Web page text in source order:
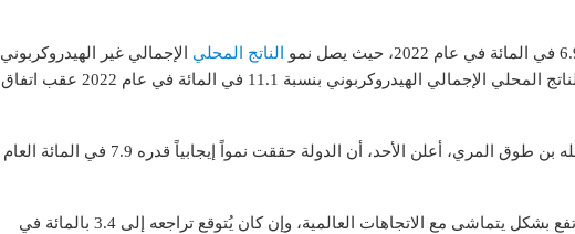
الناتج المحلي الإجمالي غير الهيدروكربوني
إلى 5.3 في المائة. كما يُتوقع نمو الناتج المحلي الإجمالي الهيدروكربوني بنسبة 11.1 في المائة في عام 2022 عقب اتفاق
وكان وزير الاقتصاد الإماراتي عبد الله بن طوق المري، أعلن الأحد، أن الدولة حققت نمواً إيجابياً قدره 7.9 في المائة العام
وذكر بيان الصندوق أن «التضخم ارتفع بشكل يتماشى مع الاتجاهات العالمية، وإن كان يُتوقع تراجعه إلى 3.4 بالمائة في